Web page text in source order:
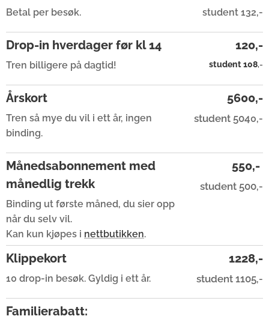
Betal per besøk. student 132,-
Drop-in hverdager før kl 14
Tren billigere på dagtid!
120,-
student 108,-
Årskort
Tren så mye du vil i ett år, ingen
binding.
5600,-
student 5040,-
Månedsabonnement med
månedlig trekk
Binding ut første måned, du sier opp
når du selv vil.
Kan kun kjøpes i nettbutikken.
550,-
student 500,-
Klippekort
10 drop-in besøk. Gyldig i ett år.
1228,-
student 1105,-
Familierabatt: